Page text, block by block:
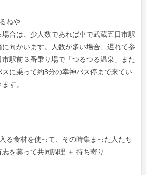
ねや
場合は、少人数であれば車で武蔵五日市駅
向かいます。人数が多い場合、遅れて参
駅前３番乗り場で「つるつる温泉」また
に乗って約3分の幸神バス停まで来てい
ます。
る食材を使って、その時集まった 人たち
を募って共同調理 ＋ 持ち寄り